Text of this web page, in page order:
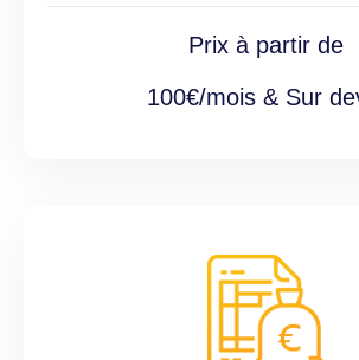
Prix à partir de
100€/mois & Sur